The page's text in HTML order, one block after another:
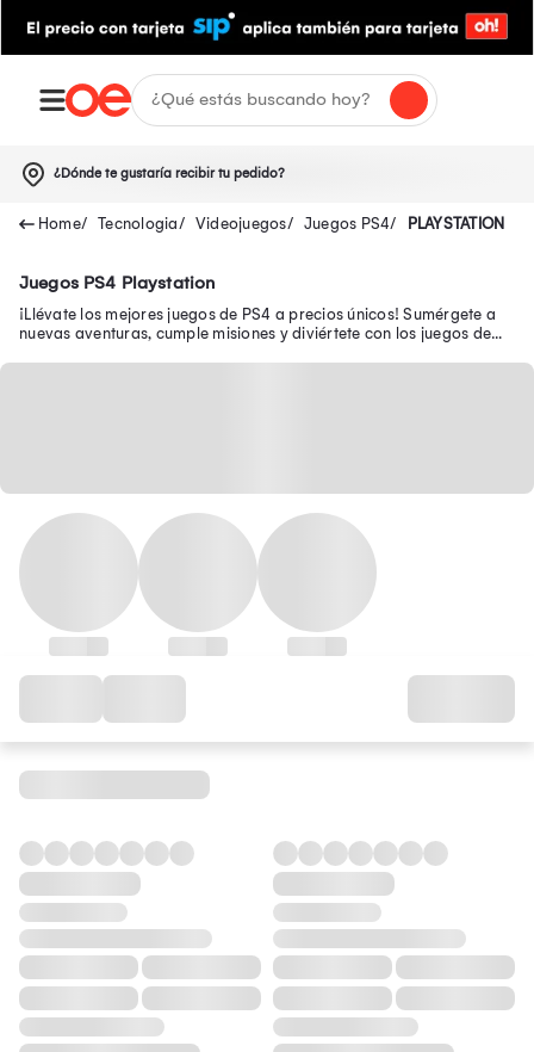
¿Dónde te gustaría recibir tu pedido?
Tecnologia Videojuegos Juegos PS4 PLAYSTATION
Juegos PS4 Playstation
¡Llévate los mejores juegos de PS4 a precios únicos! Sumérgete a
nuevas aventuras, cumple misiones y diviértete con los juegos de